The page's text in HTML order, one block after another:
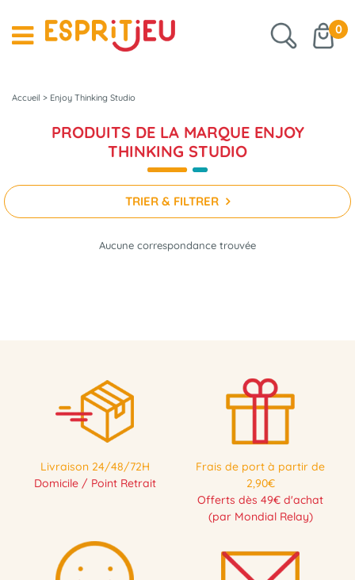
0
Accueil > Enjoy Thinking Studio
PRODUITS DE LA MARQUE ENJOY
THINKING STUDIO
TRIER & FILTRER
Aucune correspondance trouvée
Livraison 24/48/72H
Domicile / Point Retrait
Frais de port à partir de
2,90€
Offerts dès 49€ d'achat
(par Mondial Relay)